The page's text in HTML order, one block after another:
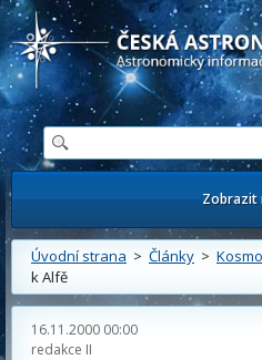
Česká astronomická společnost -
Zobrazit
Úvodní strana > Články >
k Alfě
16.11.2000 00:00
redakce II